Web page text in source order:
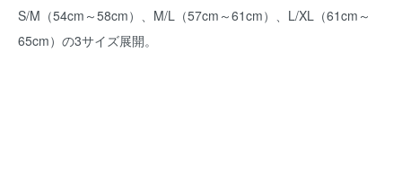
S/M（54cm～58cm）、M/L（57cm～61cm）、L/XL（61cm～
65cm）の3サイズ展開。